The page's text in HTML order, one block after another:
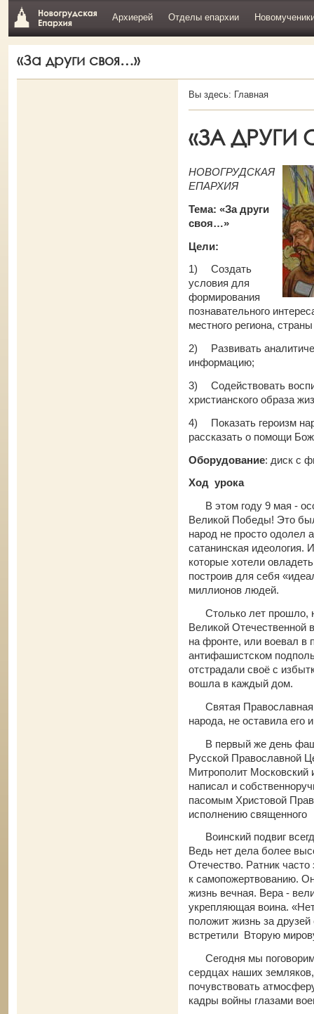
Архиерей Отделы епархии
«За други своя…»
Вы здесь: Главная
«ЗА ДРУГИ
НОВОГРУДСКАЯ
ЕПАРХИЯ
Тема: «За други
своя…»
Цели:
1)
Создать
условия для
формирования
познавательного
местного региона,
2)
Развивать
информацию;
3)
Содействовать
христианского образа
4)
Показать героизм
рассказать о помощи
Оборудование: диск с
Ход урока
В этом году 9 мая -
Великой Победы! Это
народ не просто одолел
сатанинская идеология.
которые хотели
построив для себя
миллионов людей.
Столько лет прошло,
Великой Отечественной
на фронте, или воевал в
антифашистском
отстрадали своё с
вошла в каждый дом.
Святая Православная
народа, не оставила его
В первый же день
Русской Православной
Митрополит Московский
написал и
пасомым Христовой
исполнению
Воинский подвиг
Ведь нет дела более
Отечество. Ратник часто
к самопожертвованию.
жизнь вечная. Вера -
укрепляющая воина.
положит жизнь за
встретили Вторую
Сегодня мы поговорим
сердцах наших
почувствовать
кадры войны глазами